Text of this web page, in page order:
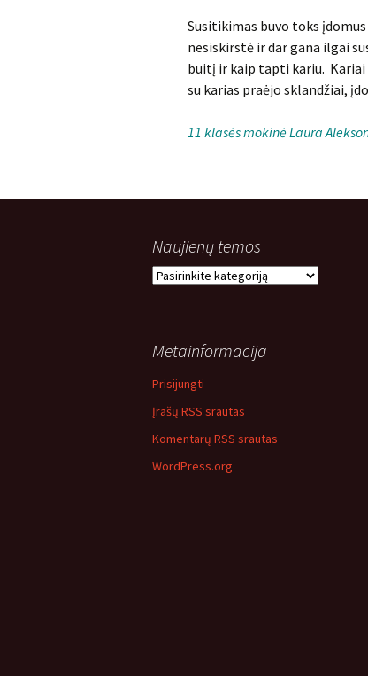
Susitikimas buvo toks
nesiskirstė ir dar gana ilgai
buitį ir kaip tapti kariu.
su karias praėjo sklandžiai,
11 klasės mokinė Laura
Naujienų temos
Naujienų
Metainformacija
Prisijungti
Įrašų RSS srautas
Komentarų RSS srautas
WordPress.org